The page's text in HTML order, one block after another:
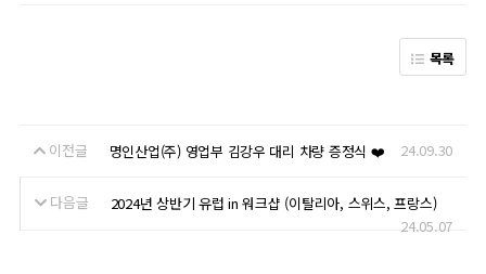
목록
이전글 명인산업(주) 영업부 김강우 대리 차량 증정식 ❤️ 24.09.30
다음글
2024년 상반기 유럽 in 워크샵 (이탈리아, 스위스, 프랑스)
24.05.07